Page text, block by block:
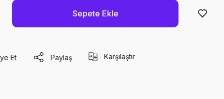
Sepete Ekle
Et Paylaş Karşılaştır